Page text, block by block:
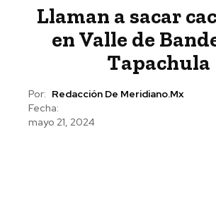
Llaman a sacar
en Valle de
Tapachula
Por: Redacción De Meridiano.mx
Fecha:
mayo 21, 2024